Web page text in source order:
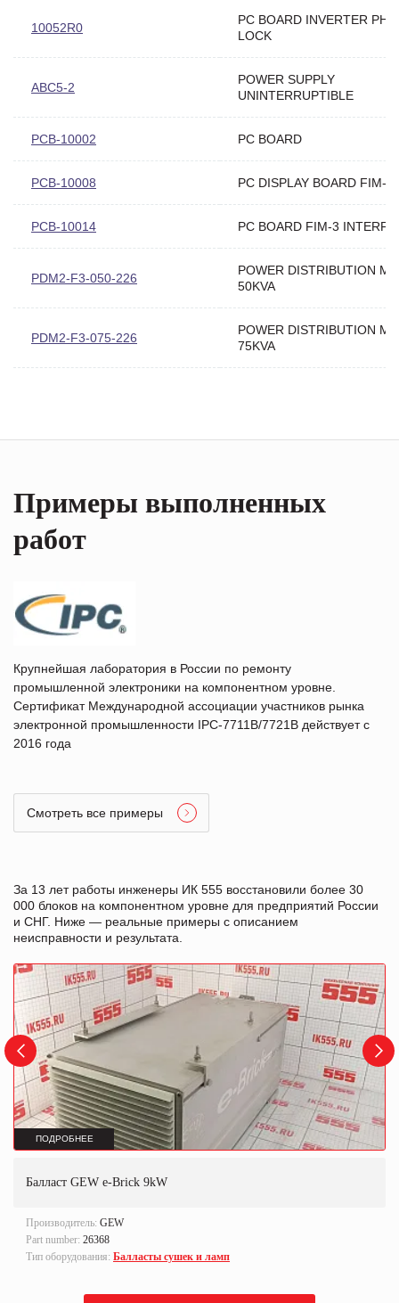
10052R0
PC BOARD INVERTER
LOCK
ABC5-2
POWER SUPPLY
UNINTERRUPTIBLE
PCB-10002 PC BOARD
PCB-10008 PC DISPLAY BOARD FIM-3
PCB-10014 PC BOARD FIM-3
PDM2-F3-050-226
POWER DISTRIBUTION
50KVA
PDM2-F3-075-226
POWER DISTRIBUTION
75KVA
Примеры выполненных
работ
Крупнейшая лаборатория в России по ремонту
промышленной электроники на компонентном уровне.
Сертификат Международной ассоциации участников рынка
электронной промышленности IPC-7711B/7721B действует с
2016 года
Смотреть все примеры
За 13 лет работы инженеры ИК 555 восстановили более 30
000 блоков на компонентном уровне для предприятий России
и СНГ. Ниже — реальные примеры с описанием
неисправности и результата.
ПОДРОБНЕЕ
Балласт GEW e-Brick 9kW
Производитель: GEW
Part number: 26368
Тип оборудования: Балласты сушек и ламп